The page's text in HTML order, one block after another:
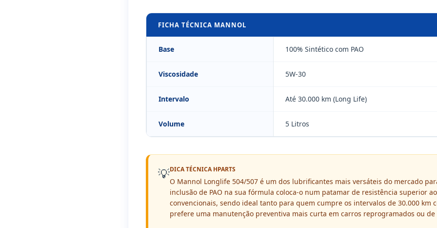
FICHA TÉCNICA MANNOL
Base 100% Sintético com PAO
Viscosidade 5W-30
Intervalo Até 30.000 km (Long Life)
Volume 5 Litros
💡DICA TÉCNICA HPARTS
O Mannol Longlife 504/507 é um dos lubrificantes mais versáteis do mercado
inclusão de PAO na sua fórmula coloca-o num patamar de resistência superior
convencionais, sendo ideal tanto para quem cumpre os intervalos de 30.000 km
prefere uma manutenção preventiva mais curta em carros reprogramados ou